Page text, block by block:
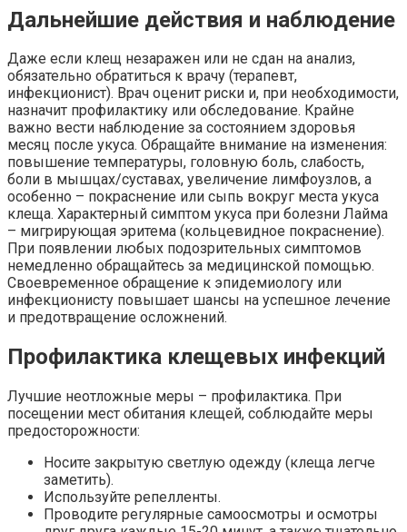
Дальнейшие действия и наблюдение
Даже если клещ незаражен или не сдан на анализ,
обязательно обратиться к врачу (терапевт,
инфекционист). Врач оценит риски и, при необходимости,
назначит профилактику или обследование. Крайне
важно вести наблюдение за состоянием здоровья
месяц после укуса. Обращайте внимание на изменения:
повышение температуры, головную боль, слабость,
боли в мышцах/суставах, увеличение лимфоузлов, а
особенно – покраснение или сыпь вокруг места укуса
клеща. Характерный симптом укуса при болезни Лайма
– мигрирующая эритема (кольцевидное покраснение).
При появлении любых подозрительных симптомов
немедленно обращайтесь за медицинской помощью.
Своевременное обращение к эпидемиологу или
инфекционисту повышает шансы на успешное лечение
и предотвращение осложнений.
Профилактика клещевых инфекций
Лучшие неотложные меры – профилактика. При
посещении мест обитания клещей, соблюдайте меры
предосторожности:
Носите закрытую светлую одежду (клеща легче
заметить).
Используйте репелленты.
Проводите регулярные самоосмотры и осмотры